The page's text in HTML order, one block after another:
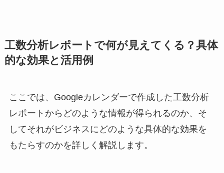
工数分析レポートで何が見えてくる？具体
的な効果と活用例
ここでは、Googleカレンダーで作成した工数分析
レポートからどのような情報が得られるのか、そ
してそれがビジネスにどのような具体的な効果を
もたらすのかを詳しく解説します。